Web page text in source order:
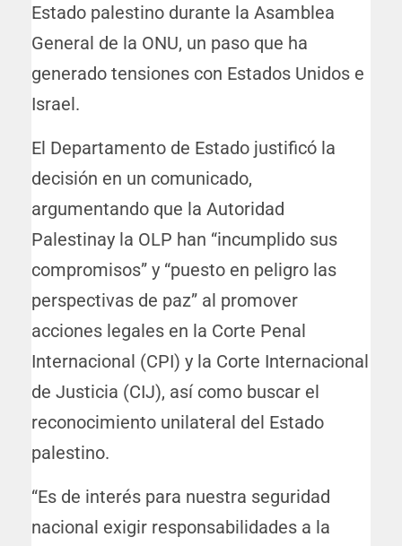
Estado palestino durante la Asamblea
General de la ONU, un paso que ha
generado tensiones con Estados Unidos e
Israel.
El Departamento de Estado justificó la
decisión en un comunicado,
argumentando que la Autoridad
Palestinay la OLP han “incumplido sus
compromisos” y “puesto en peligro las
perspectivas de paz” al promover
acciones legales en la Corte Penal
Internacional (CPI) y la Corte Internacional
de Justicia (CIJ), así como buscar el
reconocimiento unilateral del Estado
palestino.
“Es de interés para nuestra seguridad
nacional exigir responsabilidades a la